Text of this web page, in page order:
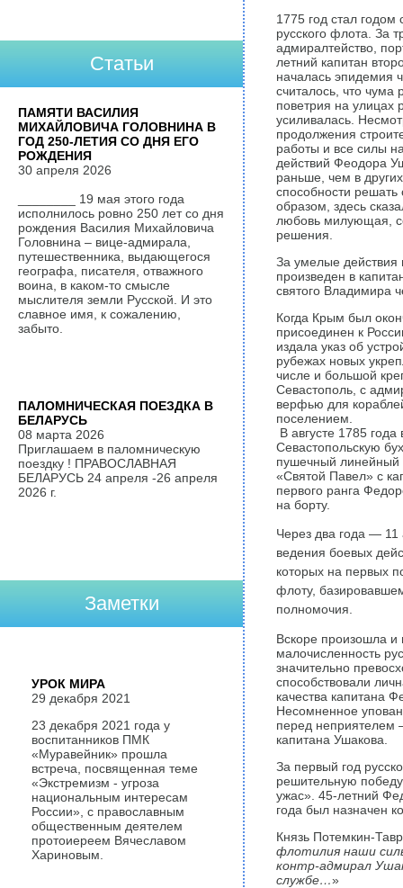
1775 год стал
русского флота. За
адмиралтейство,
летний капитан
началась эпидемия
считалось, что чума
поветрия на улицах
усиливалась.
продолжения
работы и все силы
действий Феодора
раньше, чем в
способности
образом, здесь
любовь милующая,
решения.
За умелые
произведен в
святого Владимира
Когда Крым был
присоединен к
издала указ об
рубежах новых
числе и большой
Севастополь, с
верфью для
поселением.
В августе 1785 года
Севастопольскую
пушечный линейный
«Святой Павел» с
первого ранга
на борту.
Через два года — 11
ведения боевых
которых на первых
флоту,
полномочия.
Вскоре произошла и
малочисленность
значительно
способствовали
качества капитана
Несомненное
перед неприятелем
капитана Ушакова.
За первый год
решительную
ужас». 45-летний
года был назначен
Князь Потемкин-
флотилия наши
контр-адмирал
службе…»
Статьи
ПАМЯТИ ВАСИЛИЯ
МИХАЙЛОВИЧА ГОЛОВНИНА В
ГОД 250-ЛЕТИЯ СО ДНЯ ЕГО
РОЖДЕНИЯ
30 апреля 2026
________ 19 мая этого года
исполнилось ровно 250 лет со дня
рождения Василия Михайловича
Головнина – вице-адмирала,
путешественника, выдающегося
географа, писателя, отважного
воина, в каком-то смысле
мыслителя земли Русской. И это
славное имя, к сожалению,
забыто.
ПАЛОМНИЧЕСКАЯ ПОЕЗДКА В
БЕЛАРУСЬ
08 марта 2026
Приглашаем в паломническую
поездку ! ПРАВОСЛАВНАЯ
БЕЛАРУСЬ 24 апреля -26 апреля
2026 г.
Заметки
УРОК МИРА
29 декабря 2021
23 декабря 2021 года у
воспитанников ПМК
«Муравейник» прошла
встреча, посвященная теме
«Экстремизм - угроза
национальным интересам
России», с православным
общественным деятелем
протоиереем Вячеславом
Хариновым.